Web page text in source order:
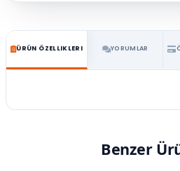
ÜRÜN ÖZELLIKLERI YORUMLAR
Benzer